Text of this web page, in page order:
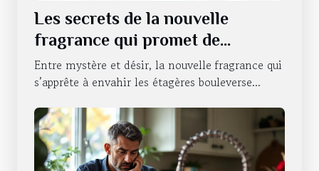
Les secrets de la nouvelle
fragrance qui promet de
révolutionner la séduction
Entre mystère et désir, la nouvelle fragrance qui
s’apprête à envahir les étagères bouleverse...